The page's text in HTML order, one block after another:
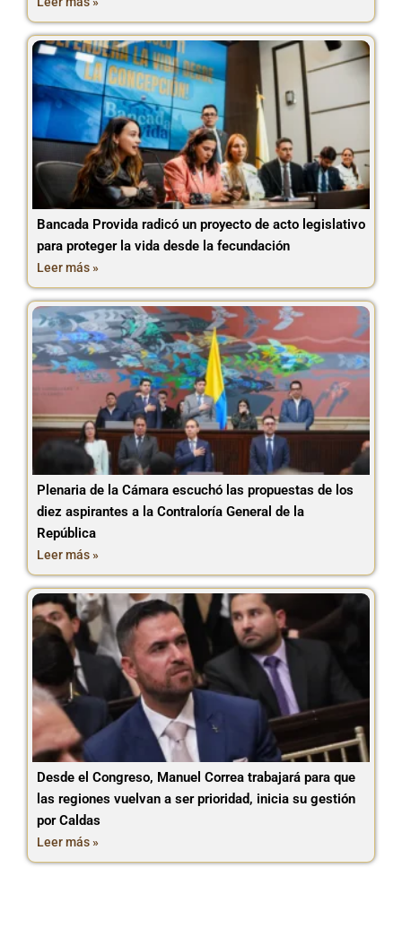
Bancada Provida radicó un proyecto de acto legislativo
para proteger la vida desde la fecundación
Leer más »
Plenaria de la Cámara escuchó las propuestas de los
diez aspirantes a la Contraloría General de la
República
Leer más »
Desde el Congreso, Manuel Correa trabajará para que
las regiones vuelvan a ser prioridad, inicia su gestión
por Caldas
Leer más »